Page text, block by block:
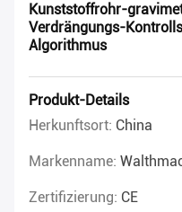
Kunststoffrohr-
Verdrängungs-
Algorithmus
Produkt-Details
Herkunftsort: China
Markenname:
Zertifizierung: CE